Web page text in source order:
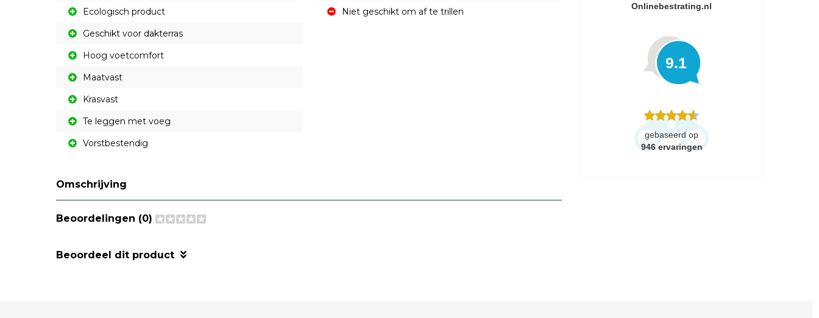
Ecologisch product
Geschikt voor dakterras
Hoog voetcomfort
Maatvast
Krasvast
Te leggen met voeg
Vorstbestendig
Niet geschikt om af te trillen
Omschrijving
Beoordelingen (0)
Beoordeel dit product
Onlinebestrating.nl
9.1
gebaseerd op
946 ervaringen